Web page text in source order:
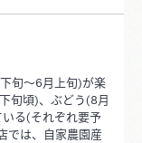
旬～6月上旬)が楽
旬頃)、ぶどう(8月
る(それぞれ要予
では、自家農園産